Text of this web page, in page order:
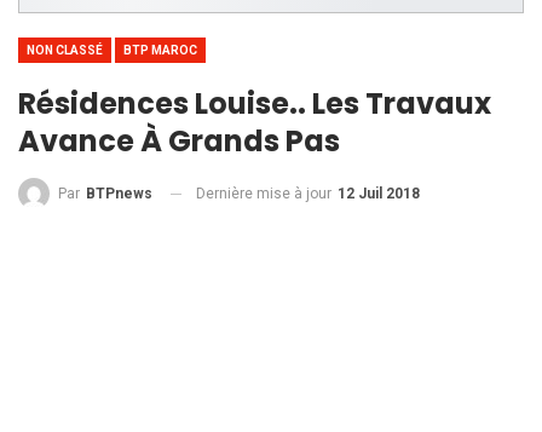
NON CLASSÉ BTP MAROC
Résidences Louise.. Les Travaux
Avance À Grands Pas
Par BTPnews Dernière mise à jour 12 Juil 2018